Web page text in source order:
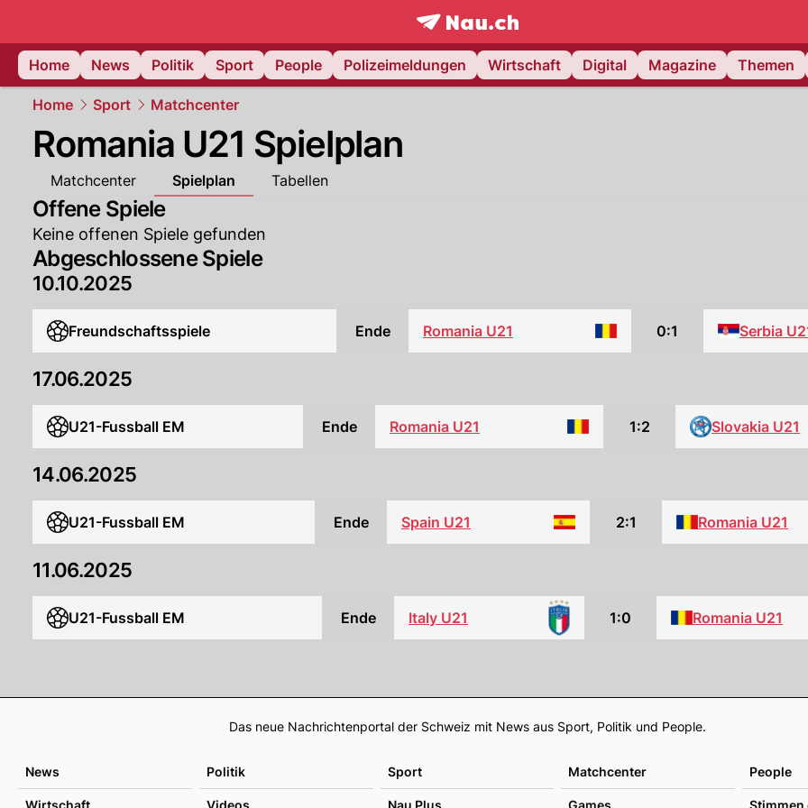
frontpage.NAU.ch
Home
News Politik Sport People Polizeimeldungen Wirtschaft Digital Magazine Themen
Home Sport Matchcenter
Romania U21 Spielplan
Matchcenter
Spielplan Tabellen
Offene Spiele
Keine offenen Spiele gefunden
Abgeschlossene Spiele
10.10.2025
Freundschaftsspiele Ende Romania U21 0:1 Serbia
17.06.2025
U21-Fussball EM Ende Romania U21 1:2 Slovakia U21
14.06.2025
U21-Fussball EM Ende Spain U21 2:1 Romania U21
11.06.2025
U21-Fussball EM Ende Italy U21 1:0 Romania U21
Footer
Das neue Nachrichtenportal der Schweiz mit News aus Sport, Politik und People.
News Politik Sport Matchcenter People
Wirtschaft Videos Nau Plus Games Stimmen